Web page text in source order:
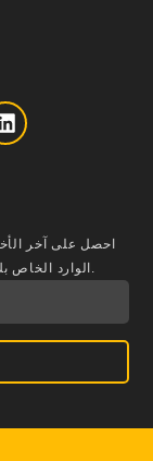
احصل على آخر
الوارد الخاص للمزيد من المعلومات.